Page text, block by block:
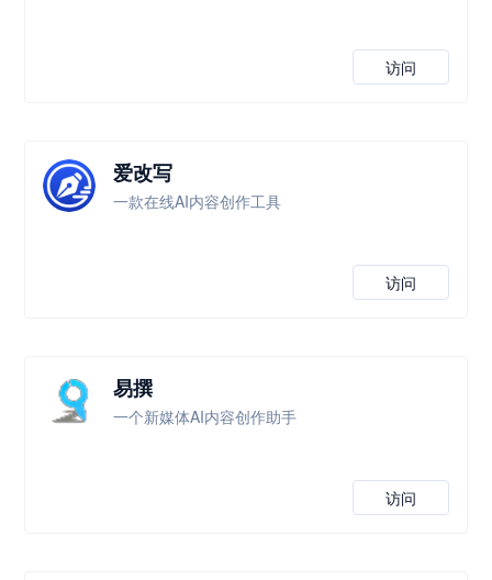
访问
爱改写
一款在线AI内容创作工具
访问
易撰
一个新媒体AI内容创作助手
访问